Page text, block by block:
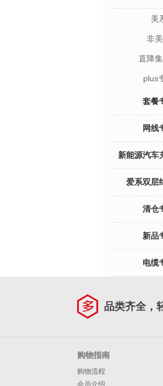
美
非
直降
plus
套餐
网线
新能源汽车
爱系双层
清仓
新品
电缆
品类齐全，
购物指南
购物流程
会员介绍